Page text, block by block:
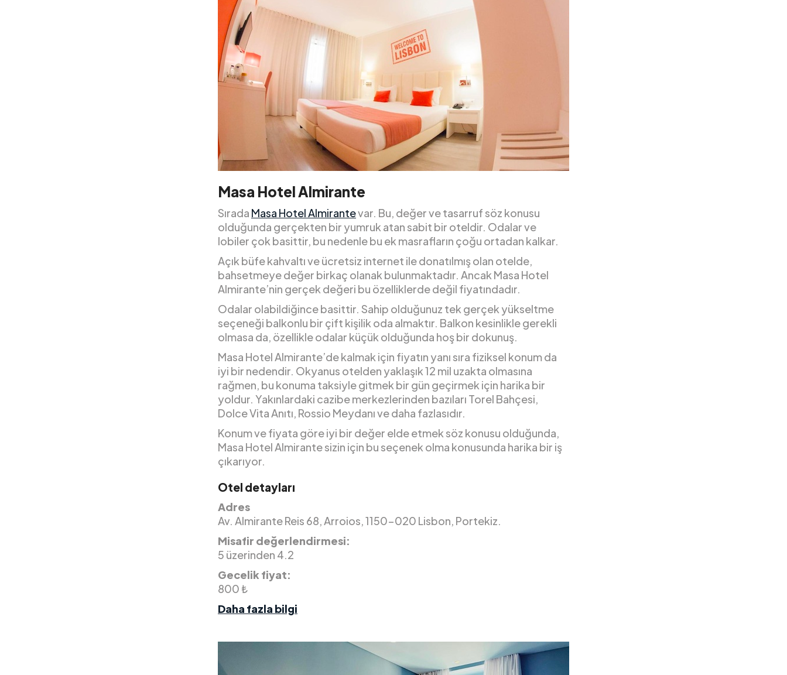
Masa Hotel Almirante
Sırada Masa Hotel Almirantevar. Bu, değer ve tasarruf söz konusu
olduğunda gerçekten bir yumruk atan sabit bir oteldir. Odalar ve
lobiler çok basittir, bu nedenle bu ek masrafların çoğu ortadan kalkar.
Açık büfe kahvaltı ve ücretsiz internet ile donatılmış olan otelde,
bahsetmeye değer birkaç olanak bulunmaktadır. Ancak Masa Hotel
Almirante’nin gerçek değeri bu özelliklerde değil fiyatındadır.
Odalar olabildiğince basittir. Sahip olduğunuz tek gerçek yükseltme
seçeneği balkonlu bir çift kişilik oda almaktır. Balkon kesinlikle gerekli
olmasa da, özellikle odalar küçük olduğunda hoş bir dokunuş.
Masa Hotel Almirante’de kalmak için fiyatın yanı sıra fiziksel konum da
iyi bir nedendir. Okyanus otelden yaklaşık 12 mil uzakta olmasına
rağmen, bu konuma taksiyle gitmek bir gün geçirmek için harika bir
yoldur. Yakınlardaki cazibe merkezlerinden bazıları Torel Bahçesi,
Dolce Vita Anıtı, Rossio Meydanı ve daha fazlasıdır.
Konum ve fiyata göre iyi bir değer elde etmek söz konusu olduğunda,
Masa Hotel Almirante sizin için bu seçenek olma konusunda harika bir iş
çıkarıyor.
Otel detayları
Adres
Av. Almirante Reis 68, Arroios, 1150-020 Lisbon, Portekiz.
Misafir değerlendirmesi:
5 üzerinden 4.2
Gecelik fiyat:
800 ₺
Daha fazla bilgi